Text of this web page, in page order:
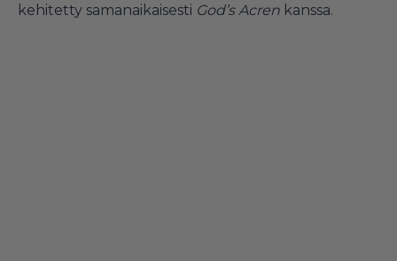
kehitetty samanaikaisesti God’s Acren kanssa.